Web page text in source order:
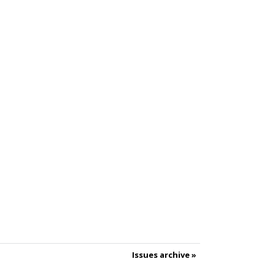
Issues archive